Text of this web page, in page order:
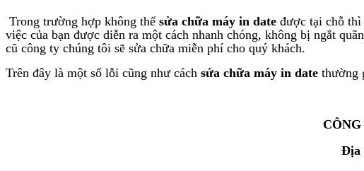
Trong trường hợp không thể sửa chữa máy in date được tại chỗ thì
việc của bạn được diễn ra một cách nhanh chóng, không bị ngắt
cũ công ty chúng tôi sẽ sửa chữa miễn phí cho quý khách.
Trên đây là một số lỗi cũng như cách sửa chữa máy in date thường
Địa